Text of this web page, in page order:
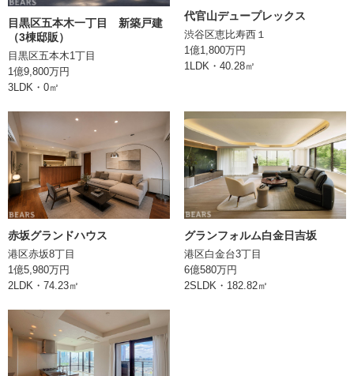
土地権利 所有権
事務所利用
現況
引渡 即時
取引形態 売主
備考
■リフォーム内容（２０２５年８月
完了） ・システムキッチン、ユニッ
トバス、浴室暖房乾燥機、洗面化粧
台、トイレ、防水パン、洗濯水栓
新規交換 ・全室フローリング上張
り、全室クロス、玄関タイル張替
・建具一部、ガラス引戸（洋室約
４．９帖） ・ディスポーザー交換 ・
エアコン新規３台設置
情報登録日 2025/12/08
目黒区五本木一丁目 新築戸建
（3棟邸販）
目黒区五本木1丁目
1億9,800万円
3LDK・0㎡
代官山デュープレックス
渋谷区恵比寿西１
1億1,800万円
1LDK・40.28㎡
赤坂グランドハウス
港区赤坂8丁目
1億5,980万円
2LDK・74.23㎡
グランフォルム白金日吉坂
港区白金台3丁目
6億580万円
2SLDK・182.82㎡